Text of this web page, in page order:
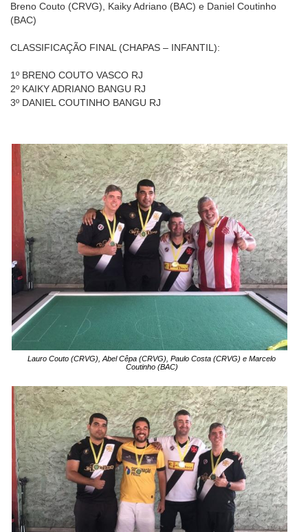
Breno Couto (CRVG), Kaiky Adriano (BAC) e Daniel Coutinho
(BAC)
CLASSIFICAÇÃO FINAL (CHAPAS – INFANTIL):
1º BRENO COUTO VASCO RJ
2º KAIKY ADRIANO BANGU RJ
3º DANIEL COUTINHO BANGU RJ
Lauro Couto (CRVG), Abel Cêpa (CRVG), Paulo Costa (CRVG) e Marcelo
Coutinho (BAC)